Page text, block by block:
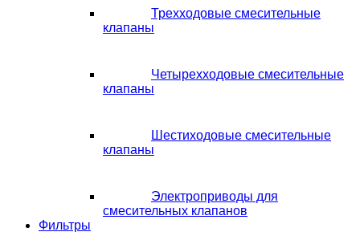
Трехходовые смесительные
клапаны
Четырехходовые смесительные
клапаны
Шестиходовые смесительные
клапаны
Электроприводы для
смесительных клапанов
Фильтры